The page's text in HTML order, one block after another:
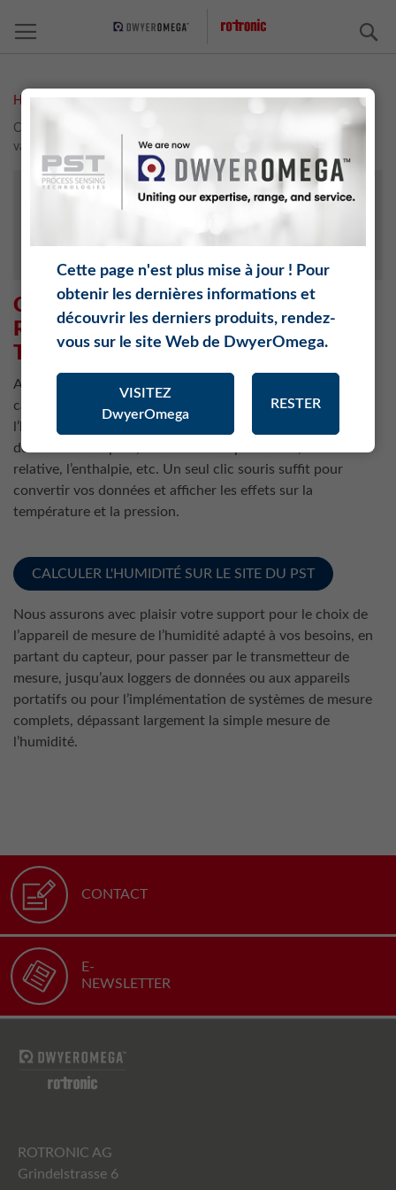
Home
Calculateur pour l’humidité relative, le point de rosée, la teneur en
vapeur d’eau, etc.
CALCULATEUR POUR L’HUMIDITÉ
RELATIVE, LE POINT DE ROSÉE, LA
TENEUR EN VAPEUR D’EAU
Avec le calculateur d’humidité de Rotronic, vous pouvez
calculer, avec une valeur donnée, différents paramètres de
l’humidité, tels que le point de rosée, le point de gel, la
densité de la vapeur, la teneur en vapeur d’eau, l’humidité
relative, l’enthalpie, etc. Un seul clic souris suffit pour
convertir vos données et afficher les effets sur la
température et la pression.
CALCULER L'HUMIDITÉ SUR LE SITE DU PST
Nous assurons avec plaisir votre support pour le choix de
l’appareil de mesure de l’humidité adapté à vos besoins, en
partant du capteur, pour passer par le transmetteur de
mesure, jusqu’aux loggers de données ou aux appareils
portatifs ou pour l’implémentation de systèmes de mesure
complets, dépassant largement la simple mesure de
l’humidité.
ROTRONIC MONITORING SYSTEM
CALCULATEUR D'HUMIDITÉ
CONTACT
E-
NEWSLETTER
ROTRONIC AG
Grindelstrasse 6
Cette page n'est plus mise à jour ! Pour
obtenir les dernières informations et
découvrir les derniers produits, rendez-
vous sur le site Web de DwyerOmega.
VISITEZ
DwyerOmega
RESTER